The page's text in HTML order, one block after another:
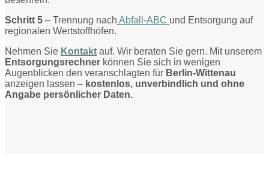
Schritt 5 – Trennung nach Abfall-ABC und Entsorgung auf
regionalen Wertstoffhöfen.
Nehmen Sie Kontakt auf. Wir beraten Sie gern. Mit unserem
Entsorgungsrechner können Sie sich in wenigen
Augenblicken den veranschlagten für Berlin-Wittenau
anzeigen lassen – kostenlos, unverbindlich und ohne
Angabe persönlicher Daten.